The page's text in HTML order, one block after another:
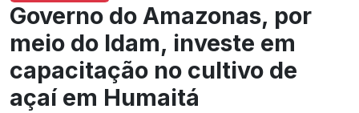
Governo do Amazonas, por
meio do Idam, investe em
capacitação no cultivo de
açaí em Humaitá